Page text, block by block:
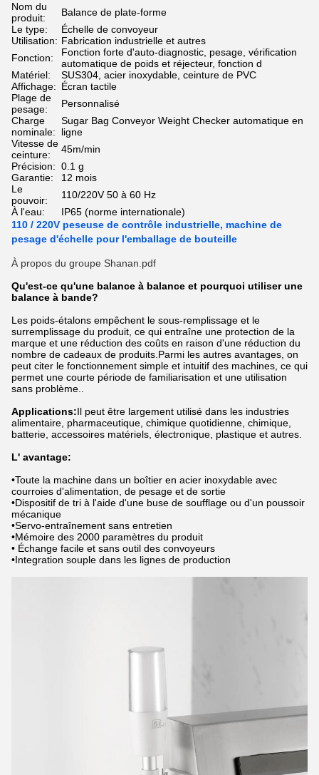
Nom du
produit:
Balance de plate-forme
Le type:
Échelle de convoyeur
Utilisation: Fabrication industrielle et autres
Fonction:
Fonction forte d'auto-diagnostic, pesage, vérification
automatique de poids et réjecteur, fonction d
Matériel:
SUS304, acier inoxydable, ceinture de PVC
Affichage: Écran tactile
Plage de
pesage:
Personnalisé
Charge
nominale:
Sugar Bag Conveyor Weight Checker automatique en
ligne
Vitesse de
ceinture:
45m/min
Précision: 0.1 g
Garantie:
12 mois
Le
pouvoir:
110/220V 50 à 60 Hz
À l'eau:
IP65 (norme internationale)
110 / 220V peseuse de contrôle industrielle, machine de
pesage d'échelle pour l'emballage de bouteille
À propos du groupe Shanan.pdf
Qu'est-ce qu'une balance à balance et pourquoi utiliser une
balance à bande?
Les poids-étalons empêchent le sous-remplissage et le
surremplissage du produit, ce qui entraîne une protection de la
marque et une réduction des coûts en raison d'une réduction du
nombre de cadeaux de produits.Parmi les autres avantages, on
peut citer le fonctionnement simple et intuitif des machines, ce qui
permet une courte période de familiarisation et une utilisation
sans problème..
Applications:Il peut être largement utilisé dans les industries
alimentaire, pharmaceutique, chimique quotidienne, chimique,
batterie, accessoires matériels, électronique, plastique et autres.
L' avantage:
•Toute la machine dans un boîtier en acier inoxydable avec
courroies d'alimentation, de pesage et de sortie
•Dispositif de tri à l'aide d'une buse de soufflage ou d'un poussoir
mécanique
•Servo-entraînement sans entretien
•Mémoire des 2000 paramètres du produit
• Échange facile et sans outil des convoyeurs
•Integration souple dans les lignes de production